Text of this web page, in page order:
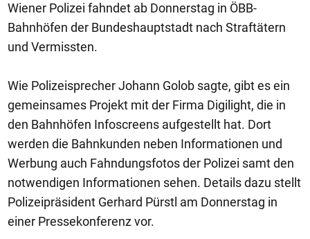
Wiener Polizei fahndet ab Donnerstag in ÖBB-
Bahnhöfen der Bundeshauptstadt nach Straftätern
und Vermissten.
Wie Polizeisprecher Johann Golob sagte, gibt es ein
gemeinsames Projekt mit der Firma Digilight, die in
den Bahnhöfen Infoscreens aufgestellt hat. Dort
werden die Bahnkunden neben Informationen und
Werbung auch Fahndungsfotos der Polizei samt den
notwendigen Informationen sehen. Details dazu stellt
Polizeipräsident Gerhard Pürstl am Donnerstag in
einer Pressekonferenz vor.